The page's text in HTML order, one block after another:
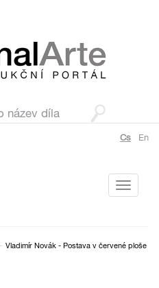
Cs En
Toggle
Vladimír Novák - Postava v červené ploše